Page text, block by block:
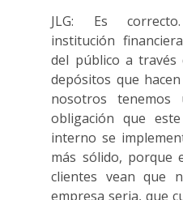
JLG: Es
institución
del público a través
depósitos que
nosotros
obligación que
interno se
más sólido, porque
clientes vean que
empresa seria, que